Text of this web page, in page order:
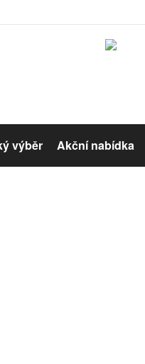
výběr Akční nabídka